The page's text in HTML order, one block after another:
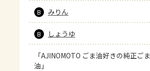
B みりん
B しょうゆ
「AJINOMOTO ごま油好きの純正ごま
油」